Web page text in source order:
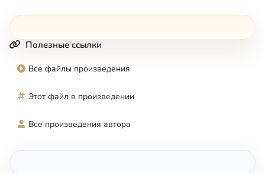
Полезные ссылки
Все файлы произведения
Этот файл в произведении
Все произведения автора